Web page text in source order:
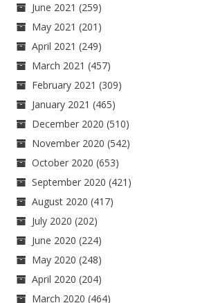
June 2021 (259)
May 2021 (201)
April 2021 (249)
March 2021 (457)
February 2021 (309)
January 2021 (465)
December 2020 (510)
November 2020 (542)
October 2020 (653)
September 2020 (421)
August 2020 (417)
July 2020 (202)
June 2020 (224)
May 2020 (248)
April 2020 (204)
March 2020 (464)